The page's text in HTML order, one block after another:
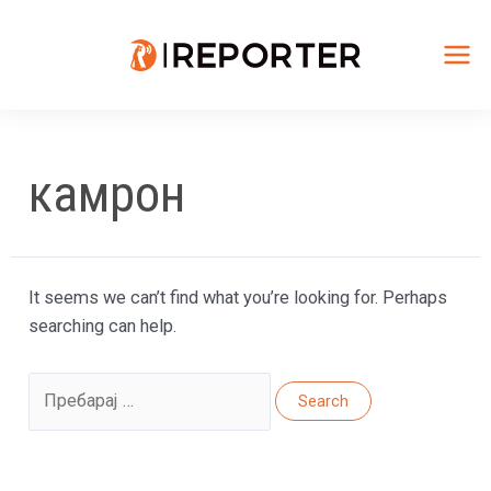
камрон
It seems we can’t find what you’re looking for. Perhaps
searching can help.